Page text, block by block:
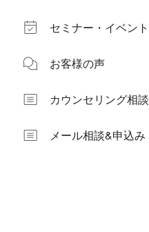
セミナー・イベント
お客様の声
カウンセリング相談
メール相談&申込み